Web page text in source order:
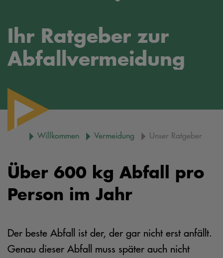
Ihr Ratgeber zur
Abfallvermeidung
Willkommen Vermeidung Unser Ratgeber
Über 600 kg Abfall pro
Person im Jahr
Der beste Abfall ist der, der gar nicht erst anfällt.
Genau dieser Abfall muss später auch nicht